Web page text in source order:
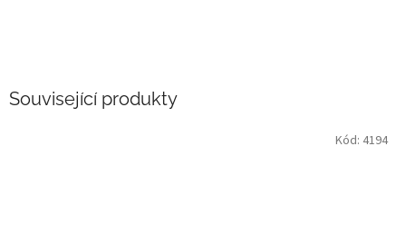
Související produkty
Kód: 4194